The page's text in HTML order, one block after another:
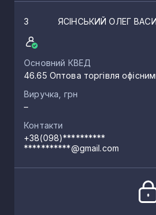
3 ЯСІНСЬКИЙ ОЛЕГ
Основний КВЕД
46.65 Оптова торгівля
Виручка, грн
–
Контакти
+38(098)**********
***********@gmail.com